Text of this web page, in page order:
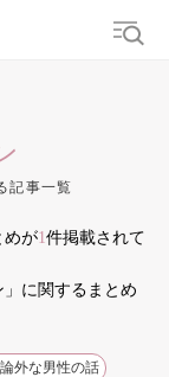
テク 婚活
記事一覧
めが1 件掲載されて
に関するまとめ
外な男性の話